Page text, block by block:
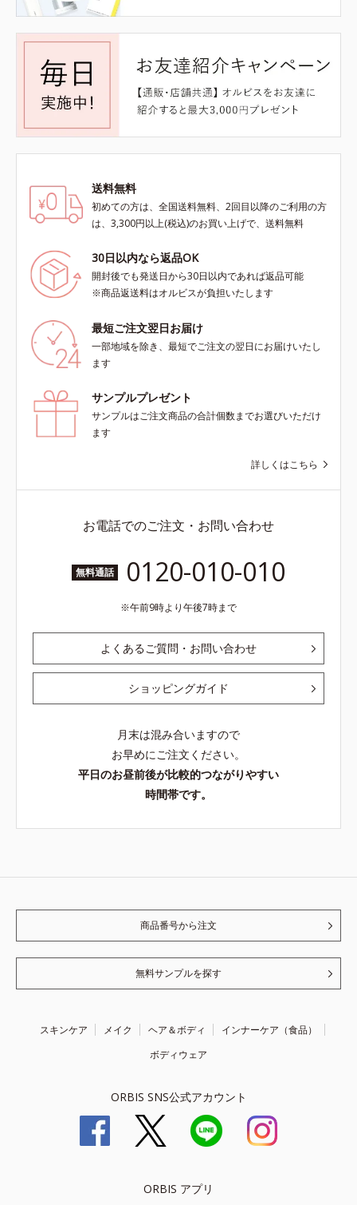
送料無料
初めての方は、全国送料無料、2回目以降のご利用の方
は、3,300円以上(税込)のお買い上げで、送料無料
30日以内なら返品OK
開封後でも発送日から30日以内であれば返品可能
※商品返送料はオルビスが負担いたします
最短ご注文翌日お届け
一部地域を除き、最短でご注文の翌日にお届けいたし
ます
サンプルプレゼント
サンプルはご注文商品の合計個数までお選びいただけ
ます
詳しくはこちら
お電話でのご注文・お問い合わせ
無料通話 0120-010-010
午前9時より午後7時まで
よくあるご質問・お問い合わせ
ショッピングガイド
月末は混み合いますので
お早めにご注文ください。
平日のお昼前後が比較的つながりやすい
時間帯です。
商品番号から注文
無料サンプルを探す
スキンケア メイク ヘア＆ボディ
インナーケア（食品）
ボディウェア
ORBIS SNS公式アカウント
ORBIS アプリ